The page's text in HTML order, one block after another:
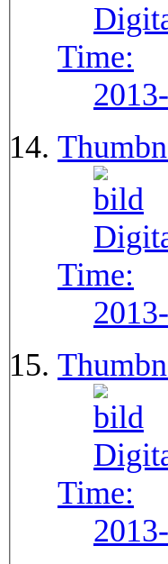
Time:
Time:
Time: